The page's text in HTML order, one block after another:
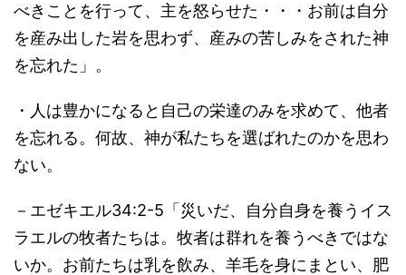
べきことを行って、主を怒らせた・・・お前は自分
を産み出した岩を思わず、産みの苦しみをされた神
を忘れた」。
・人は豊かになると自己の栄達のみを求めて、他者
を忘れる。何故、神が私たちを選ばれたのかを思わ
ない。
－エゼキエル34:2-5「災いだ、自分自身を養うイス
ラエルの牧者たちは。牧者は群れを養うべきではな
いか。お前たちは乳を飲み、羊毛を身にまとい、肥